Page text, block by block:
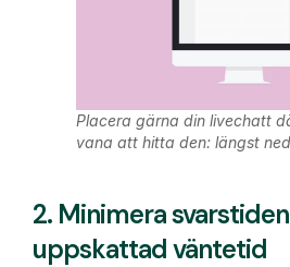
Placera gärna din livechatt
vana att hitta den: längst
2. Minimera
uppskattad väntetid